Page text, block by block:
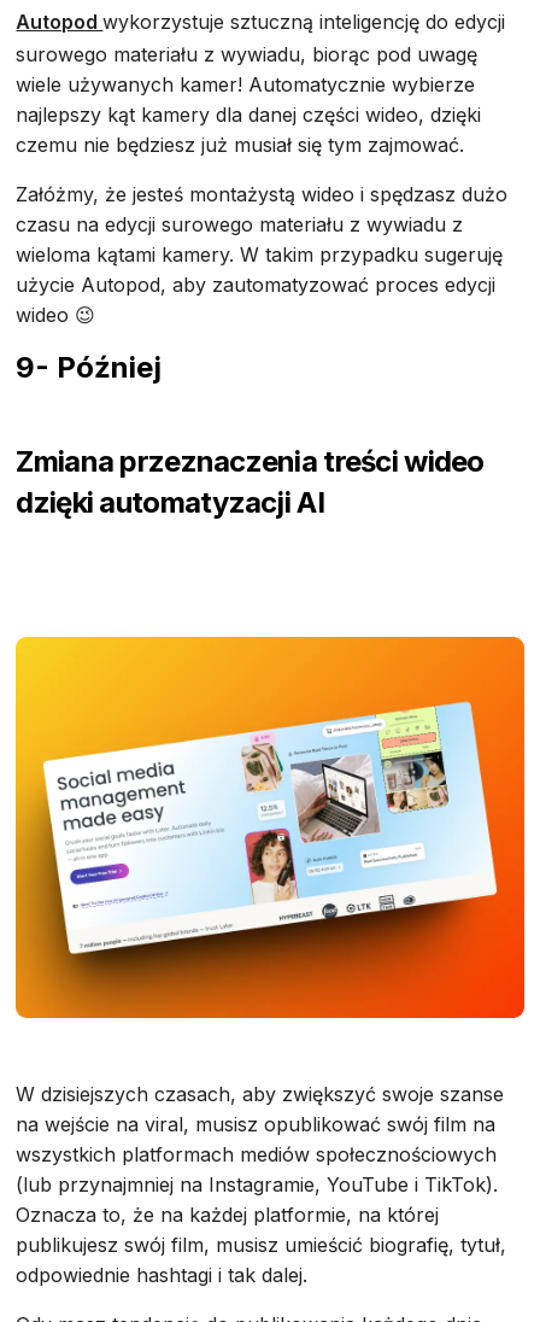
Autopodwykorzystuje sztuczną inteligencję do edycji
surowego materiału z wywiadu, biorąc pod uwagę
wiele używanych kamer! Automatycznie wybierze
najlepszy kąt kamery dla danej części wideo, dzięki
czemu nie będziesz już musiał się tym zajmować.
Załóżmy, że jesteś montażystą wideo i spędzasz dużo
czasu na edycji surowego materiału z wywiadu z
wieloma kątami kamery. W takim przypadku sugeruję
użycie Autopod, aby zautomatyzować proces edycji
wideo 😉
9- Później
Zmiana przeznaczenia treści wideo
dzięki automatyzacji AI
W dzisiejszych czasach, aby zwiększyć swoje szanse
na wejście na viral, musisz opublikować swój film na
wszystkich platformach mediów społecznościowych
(lub przynajmniej na Instagramie, YouTube i TikTok).
Oznacza to, że na każdej platformie, na której
publikujesz swój film, musisz umieścić biografię, tytuł,
odpowiednie hashtagi i tak dalej.